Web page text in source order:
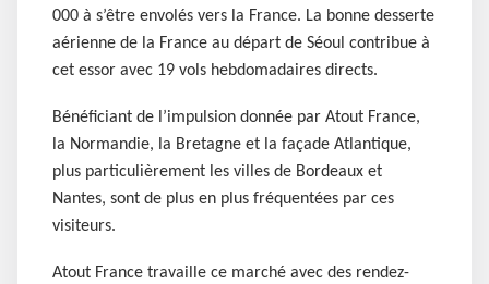
000 à s’être envolés vers la France. La bonne desserte
aérienne de la France au départ de Séoul contribue à
cet essor avec 19 vols hebdomadaires directs.
Bénéficiant de l’impulsion donnée par Atout France,
la Normandie, la Bretagne et la façade Atlantique,
plus particulièrement les villes de Bordeaux et
Nantes, sont de plus en plus fréquentées par ces
visiteurs.
Atout France travaille ce marché avec des rendez-